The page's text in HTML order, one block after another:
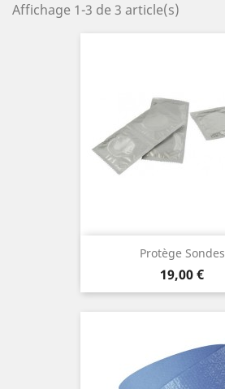
Affichage 1-3 de 3 article(s)
Protège Sondes
Prix
19,00 €